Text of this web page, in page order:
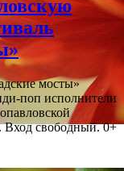
мосты»
поп исполнители
Вход свободный. 0+